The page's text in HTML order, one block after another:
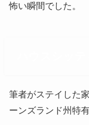
怖い瞬間でした。
筆者がステイした
ーンズランド州特